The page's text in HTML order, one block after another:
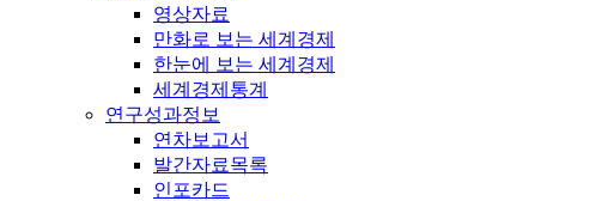
영상자료
만화로 보는 세계경제
한눈에 보는 세계경제
세계경제통계
연구성과정보
연차보고서
발간자료목록
인포카드